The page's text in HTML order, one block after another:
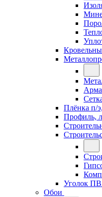
Плёнка п/
Профиль,
Уголок
Обои